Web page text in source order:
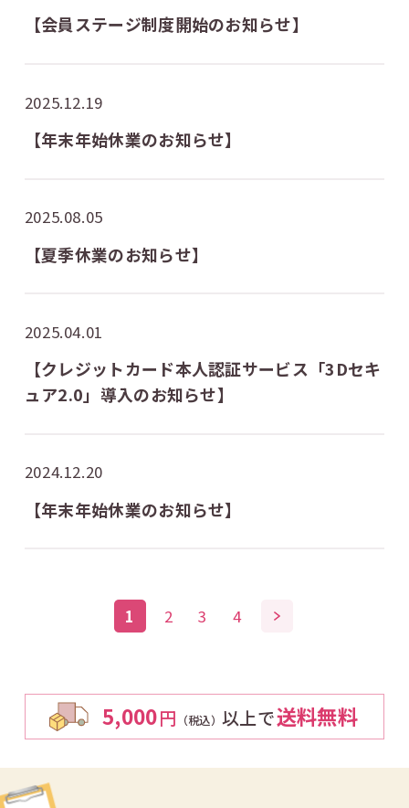
【会員ステージ制度開始のお知らせ】
2025.12.19
【年末年始休業のお知らせ】
2025.08.05
【夏季休業のお知らせ】
2025.04.01
【クレジットカード本人認証サービス「3Dセキ
ュア2.0」導入のお知らせ】
2024.12.20
【年末年始休業のお知らせ】
1 2 3 4
5,000円 （税込） 以上で送料無料